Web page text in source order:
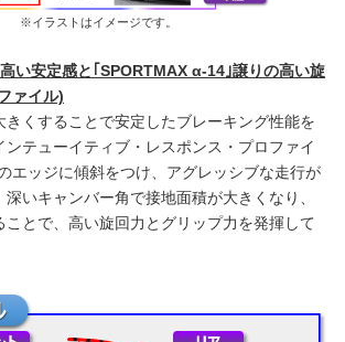
※イラストはイメージです。
い安定感と｢SPORTMAX α-14｣譲りの高い旋
ァイル)
きくすることで安定したブレーキング性能を
ンテューイティブ・レスポンス・プロファイ
エッジに傾斜をつけ、アグレッシブな走行が
いキャンバー角で接地面積が大きくなり、
ことで、高い旋回力とグリップ力を発揮して